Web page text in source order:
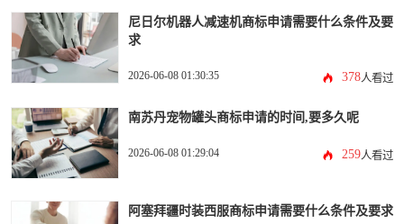
尼日尔机器人减速机商标申请需要什么条件及要
求
2026-06-08 01:30:35 378人看过
南苏丹宠物罐头商标申请的时间,要多久呢
2026-06-08 01:29:04 259人看过
阿塞拜疆时装西服商标申请需要什么条件及要求